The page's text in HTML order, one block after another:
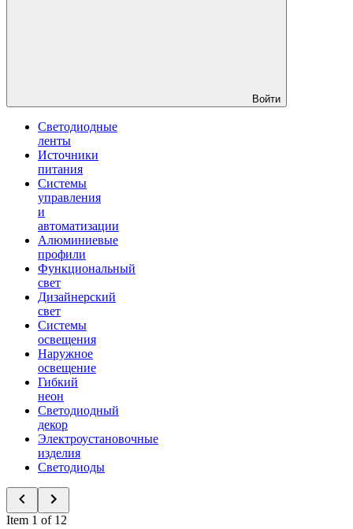
Войти
Светодиодные
ленты
Источники
питания
Системы
управления
и
автоматизации
Алюминиевые
профили
Функциональный
свет
Дизайнерский
свет
Системы
освещения
Наружное
освещение
Гибкий
неон
Светодиодный
декор
Электроустановочные
изделия
Светодиоды
Item 1 of 12